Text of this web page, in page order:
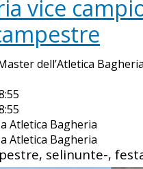
vice
dell’Atletica
Atletica Bagheria
Atletica Bagheria
selinunte-,